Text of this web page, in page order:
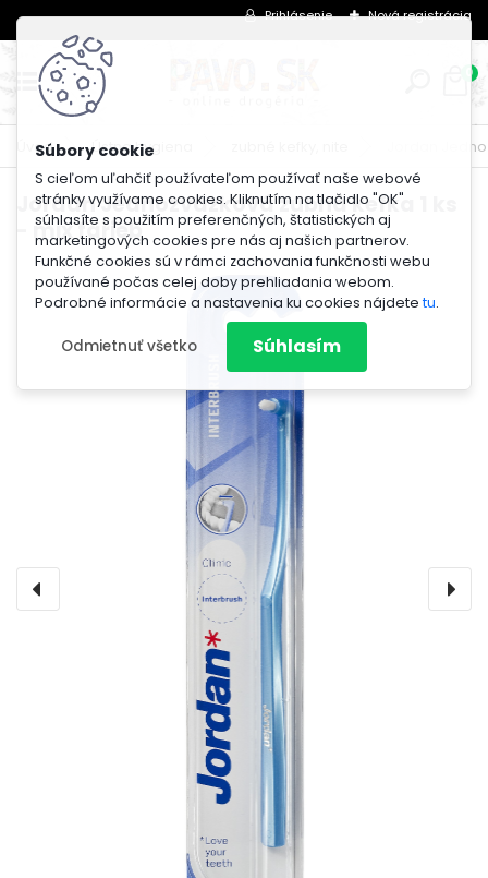
S cieľom uľahčiť používateľom používať naše webové
stránky využívame cookies. Kliknutím na tlačidlo "OK"
súhlasíte s použitím preferenčných, štatistických aj
marketingových cookies pre nás aj našich partnerov.
Funkčné cookies sú v rámci zachovania funkčnosti webu
používané počas celej doby prehliadania webom.
Podrobné informácie a nastavenia ku cookies nájdete tu.
Odmietnuť všetko Súhlasím
Prihlásenie Nová registrácia
0
Úvod Ústna hygiena Jordan
Jordan Jednozväzková zubná kefka 1 ks
- mix farieb